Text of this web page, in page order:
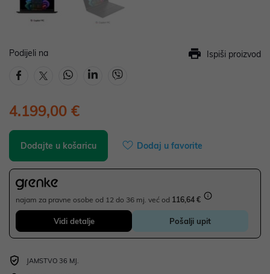
Podijeli na Ispiši proizvod
4.199,00 €
Dodajte u košaricu Dodaj u favorite
najam za pravne osobe od 12 do 36 mj. već od 116,64 €
Vidi detalje Pošalji upit
JAMSTVO 36 MJ.